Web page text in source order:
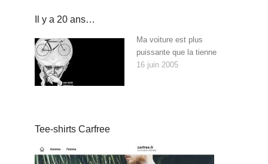
Il y a 20 ans…
Ma voiture est plus
puissante que la tienne
16 juin 2005
Tee-shirts Carfree